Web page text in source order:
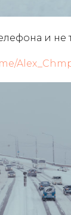
и не